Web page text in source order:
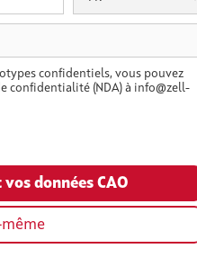
confidentiels, vous pouvez
confidentialité (NDA) à info@zell-